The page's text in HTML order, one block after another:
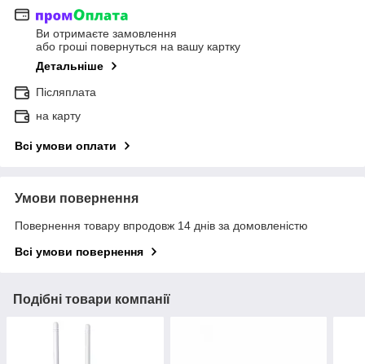
Ви отримаєте замовлення
або гроші повернуться на вашу картку
Детальніше
Післяплата
на карту
Всі умови оплати
Умови повернення
Повернення товару впродовж 14 днів за домовленістю
Всі умови повернення
Подібні товари компанії